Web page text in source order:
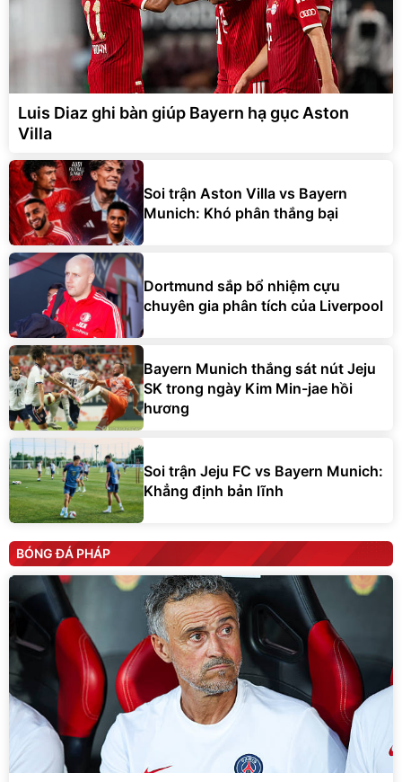
Luis Diaz ghi bàn giúp Bayern hạ gục Aston
Villa
Soi trận Aston Villa vs Bayern
Munich: Khó phân thắng bại
Dortmund sắp bổ nhiệm cựu
chuyên gia phân tích của Liverpool
Bayern Munich thắng sát nút Jeju
SK trong ngày Kim Min-jae hồi
hương
Soi trận Jeju FC vs Bayern Munich:
Khẳng định bản lĩnh
BÓNG ĐÁ PHÁP